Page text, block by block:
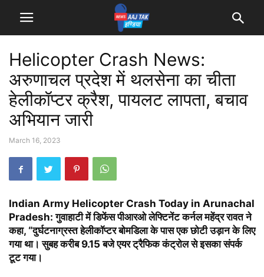
Helicopter Crash News:
अरुणाचल प्रदेश में थलसेना का चीता
हेलीकॉप्टर क्रैश, पायलट लापता, बचाव
अभियान जारी
March 16, 2023
Indian Army Helicopter Crash Today in Arunachal
Pradesh: गुवाहाटी में डिफेंस पीआरओ लेफ्टिनेंट कर्नल महेंद्र रावत ने
कहा, “दुर्घटनाग्रस्त हेलीकॉप्टर बोमडिला के पास एक छोटी उड़ान के लिए
गया था। सुबह करीब 9.15 बजे एयर ट्रैफिक कंट्रोल से इसका संपर्क
टूट गया।